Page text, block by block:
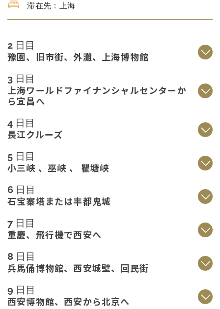
滞在先：上海
2 日目
豫園、旧市街、外灘、上海博物館
3 日目
上海ワールドファイナンシャルセンターか
ら宜昌へ
4 日目
長江クルーズ
5 日目
小三峡 、巫峡 、 瞿塘峡
6 日目
石宝寨塔または丰都鬼城
7 日目
重慶、飛行機で西安へ
8 日目
兵馬俑博物館、西安城壁、回民街
9 日目
西安博物館、西安から北京へ